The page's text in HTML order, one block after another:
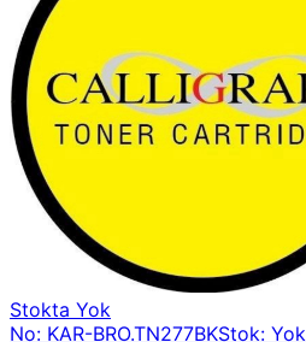
Stokta Yok
No: KAR-BRO.TN277BKStok: Yok